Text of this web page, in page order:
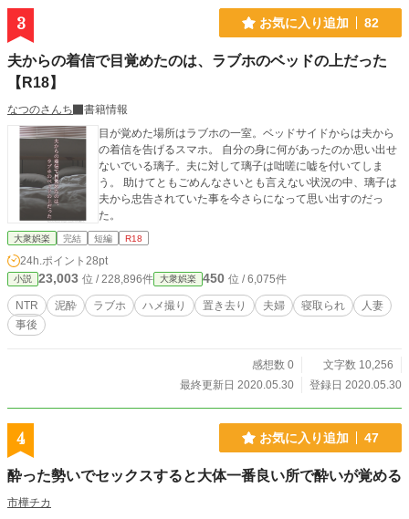
3 お気に入り追加 82
夫からの着信で目覚めたのは、ラブホのベッドの上だった
【R18】
なつのさんち
書籍情報
目が覚めた場所はラブホの一室。ベッドサイドからは夫から
の着信を告げるスマホ。 自分の身に何があったのか思い出せ
ないでいる璃子。夫に対して璃子は咄嗟に嘘を付いてしま
う。 助けてともごめんなさいとも言えない状況の中、璃子は
夫から忠告されていた事を今さらになって思い出すのだっ
た。
大衆娯楽 完結 短編 R18
24h.ポイント 28pt
小説 23,003 位 / 228,896件 大衆娯楽 450 位 / 6,075件
NTR 泥酔 ラブホ ハメ撮り 置き去り 夫婦 寝取られ
人妻
事後
感想数 0
文字数 10,256
最終更新日 2020.05.30
登録日 2020.05.30
4 お気に入り追加 47
酔った勢いでセックスすると大体一番良い所で酔いが覚める
市樺チカ